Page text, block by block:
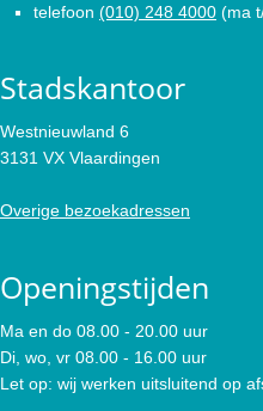
telefoon (010) 248 4000 (ma
Stadskantoor
Westnieuwland 6
3131 VX Vlaardingen
Overige bezoekadressen
Openingstijden
Ma en do 08.00 - 20.00 uur
Di, wo, vr 08.00 - 16.00 uur
Let op: wij werken uitsluitend op